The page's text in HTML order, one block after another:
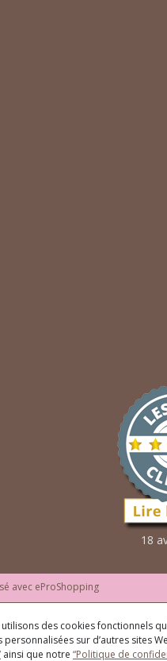
18
avec eProShopping
des cookies fonctionnels
sur d’autres sites
ainsi que notre “Politique de